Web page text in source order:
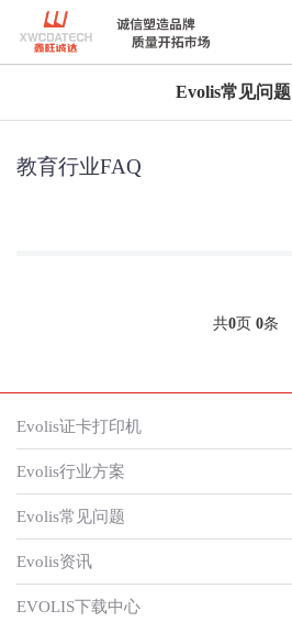
Evolis常见问题
教育行业FAQ
共0页 0条
Evolis证卡打印机
Evolis行业方案
Evolis常见问题
Evolis资讯
EVOLIS下载中心